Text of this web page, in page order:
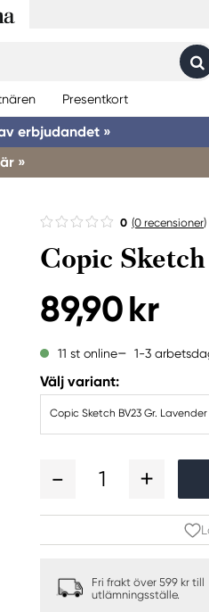
Presentkort
erbjudandet »
»
0 (0 recensioner)
Copic
89,90 kr
11 st online 1-3
Välj variant:
Copic Sketch BV23 Gr. Lavender
1
Fri frakt över 599 kr till
utlämningsställe.